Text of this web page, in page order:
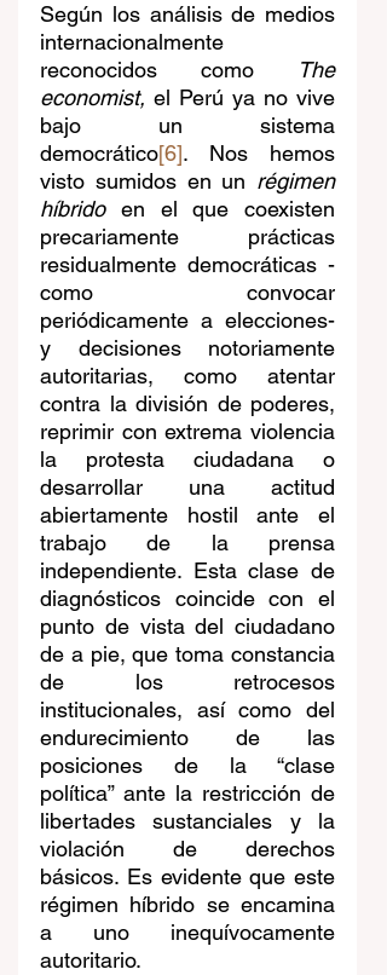
Según los análisis de medios
internacionalmente
reconocidos como
The
economist, el Perú ya no vive
bajo un sistema
democrático[6]. Nos hemos
visto sumidos en un régimen
híbrido en el que coexisten
precariamente prácticas
residualmente democráticas -
como convocar
periódicamente a elecciones-
y decisiones notoriamente
autoritarias, como atentar
contra la división de poderes,
reprimir con extrema violencia
la protesta ciudadana o
desarrollar una actitud
abiertamente hostil ante el
trabajo de la prensa
independiente. Esta clase de
diagnósticos coincide con el
punto de vista del ciudadano
de a pie, que toma constancia
de los retrocesos
institucionales, así como del
endurecimiento de las
posiciones de la “clase
política” ante la restricción de
libertades sustanciales y la
violación de derechos
básicos. Es evidente que este
régimen híbrido se encamina
a uno inequívocamente
autoritario.